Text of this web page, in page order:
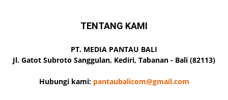
TENTANG KAMI
PT. MEDIA PANTAU BALI
Jl. Gatot Subroto Sanggulan, Kediri, Tabanan - Bali (82113)
Hubungi kami: pantaubalicom@gmail.com